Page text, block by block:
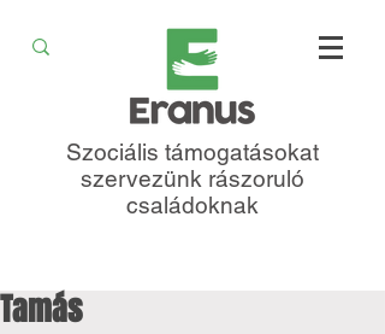
Szociális támogatásokat
szervezünk rászoruló
családoknak
Tamás